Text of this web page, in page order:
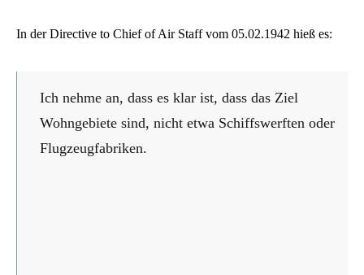
In der Directive to Chief of Air Staff vom 05.02.1942 hieß es:
Ich nehme an, dass es klar ist, dass das Ziel
Wohngebiete sind, nicht etwa Schiffswerften oder
Flugzeugfabriken.